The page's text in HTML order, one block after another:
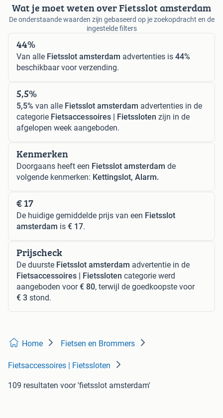
Wat je moet weten over Fietsslot amsterdam
De onderstaande waarden zijn gebaseerd op je zoekopdracht en de
ingestelde filters
44%
Van alle Fietsslot amsterdam advertenties is 44%
beschikbaar voor verzending.
5,5%
5,5% van alle Fietsslot amsterdam advertenties in de
categorie Fietsaccessoires | Fietssloten zijn in de
afgelopen week aangeboden.
Kenmerken
Doorgaans heeft een Fietsslot amsterdam de
volgende kenmerken: Kettingslot, Alarm.
€ 17
De huidige gemiddelde prijs van een Fietsslot
amsterdam is € 17.
Prijscheck
De duurste Fietsslot amsterdam advertentie in de
Fietsaccessoires | Fietssloten categorie werd
aangeboden voor€ 80, terwijl de goedkoopste voor
€ 3 stond.
Home Fietsen en Brommers
Fietsaccessoires | Fietssloten
109 resultaten voor 'fietsslot amsterdam'